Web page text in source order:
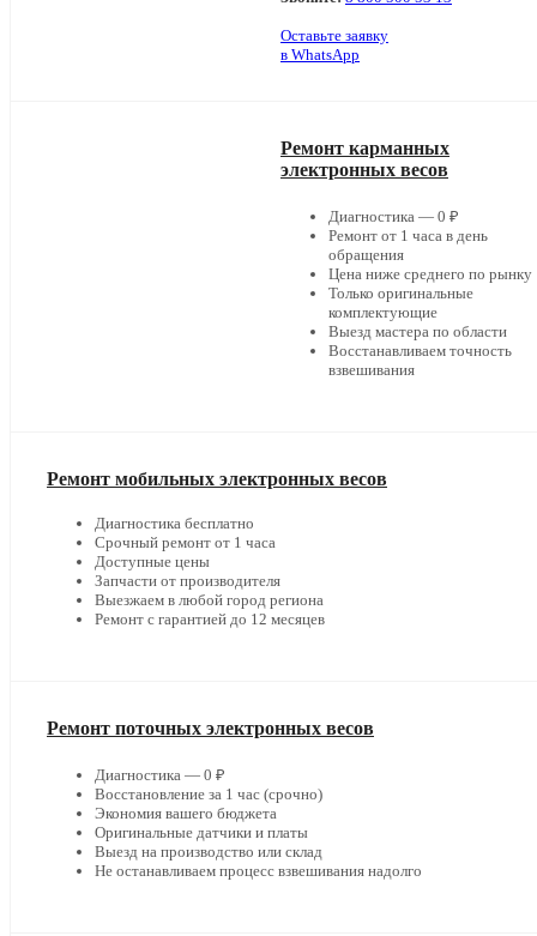
Оставьте заявку
в WhatsApp
Ремонт карманных
электронных весов
Диагностика — 0 ₽
Ремонт от 1 часа в день
обращения
Цена ниже среднего по рынку
Только оригинальные
комплектующие
Выезд мастера по области
Восстанавливаем точность
взвешивания
Ремонт мобильных электронных весов
Диагностика бесплатно
Срочный ремонт от 1 часа
Доступные цены
Запчасти от производителя
Выезжаем в любой город региона
Ремонт с гарантией до 12 месяцев
Ремонт поточных электронных весов
Диагностика — 0 ₽
Восстановление за 1 час (срочно)
Экономия вашего бюджета
Оригинальные датчики и платы
Выезд на производство или склад
Не останавливаем процесс взвешивания надолго